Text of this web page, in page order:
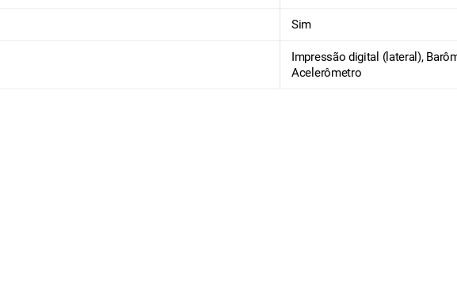
Sim
Impressão digital (lateral),
Acelerômetro